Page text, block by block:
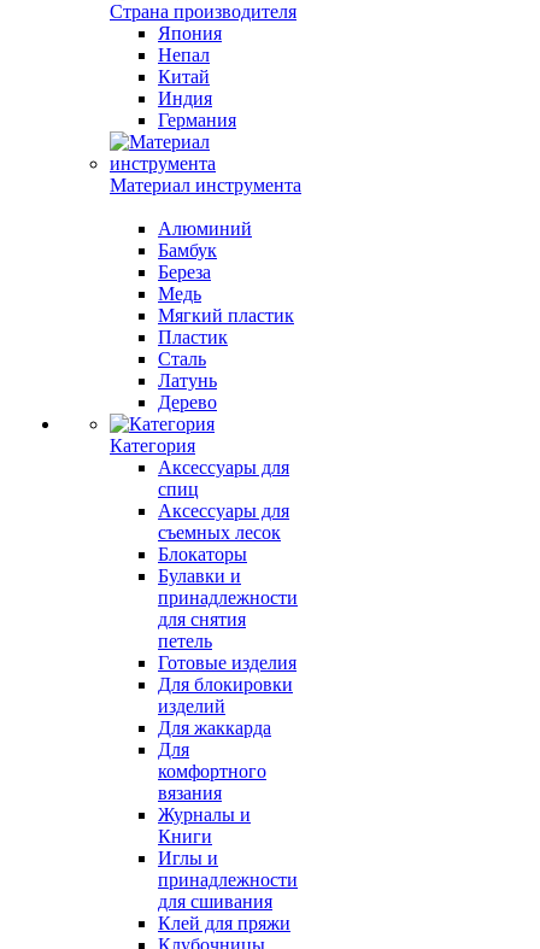
Страна производителя
Япония
Непал
Китай
Индия
Германия
Материал инструмента
Алюминий
Бамбук
Береза
Медь
Мягкий пластик
Пластик
Сталь
Латунь
Дерево
Категория
Аксессуары для
спиц
Аксессуары для
съемных лесок
Блокаторы
Булавки и
принадлежности
для снятия
петель
Готовые изделия
Для блокировки
изделий
Для жаккарда
Для
комфортного
вязания
Журналы и
Книги
Иглы и
принадлежности
для сшивания
Клей для пряжи
Клубочницы